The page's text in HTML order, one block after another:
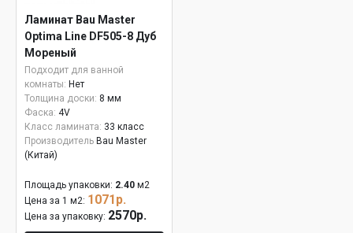
Ламинат Bau Master
Optima Line DF505-8 Дуб
Мореный
Подходит для ванной
комнаты: Нет
Толщина доски: 8 мм
Фаска: 4V
Класс ламината: 33 класс
Производитель Bau Master
(Китай)
Площадь упаковки: 2.40 м2
Цена за 1 м2: 1071р.
Цена за упаковку: 2570р.